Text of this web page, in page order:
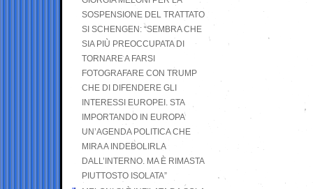
SOSPENSIONE DEL TRATTATO
SI SCHENGEN: “SEMBRA CHE
SIA PIÙ PREOCCUPATA DI
TORNARE A FARSI
FOTOGRAFARE CON TRUMP
CHE DI DIFENDERE GLI
INTERESSI EUROPEI. STA
IMPORTANDO IN EUROPA
UN’AGENDA POLITICA CHE
MIRA A INDEBOLIRLA
DALL’INTERNO. MA È RIMASTA
PIUTTOSTO ISOLATA”